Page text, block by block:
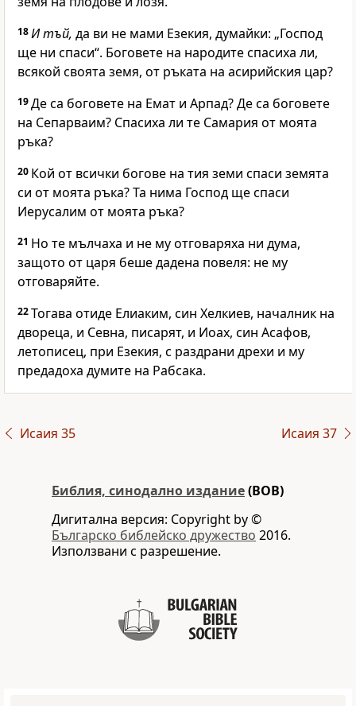
18И тъй, да ви не мами Езекия, думайки: „Господ
ще ни спаси“. Боговете на народите спасиха ли,
всякой своята земя, от ръката на асирийския цар?
19Де са боговете на Емат и Арпад? Де са боговете
на Сепарваим? Спасиха ли те Самария от моята
ръка?
20 Кой от всички богове на тия земи спаси земята
си от моята ръка? Та нима Господ ще спаси
Иерусалим от моята ръка?
21 Но те мълчаха и не му отговаряха ни дума,
защото от царя беше дадена повеля: не му
отговаряйте.
22Тогава отиде Елиаким, син Хелкиев, началник на
двореца, и Севна, писарят, и Иоах, син Асафов,
летописец, при Езекия, с раздрани дрехи и му
предадоха думите на Рабсака.
Исаия 35 Исаия 37
Библия, синодално издание(BOB)
Дигитална версия: Copyright by ©
Българско библейско дружество 2016.
Използвани с разрешение.